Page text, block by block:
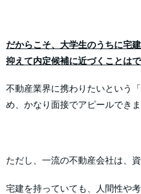
だからこそ、大学生のうちに宅
抑えて内定候補に近づくことはで
不動産業界に携わりたいという
め、かなり面接でアピールできま
ただし、一流の不動産会社は、
宅建を持っていても、人間性や